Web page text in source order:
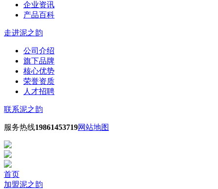
企业资讯
产品百科
走进泥之韵
公司介绍
旗下品牌
核心优势
荣誉资质
人才招聘
联系泥之韵
服务热线19861453719网站地图
首页
加盟泥之韵